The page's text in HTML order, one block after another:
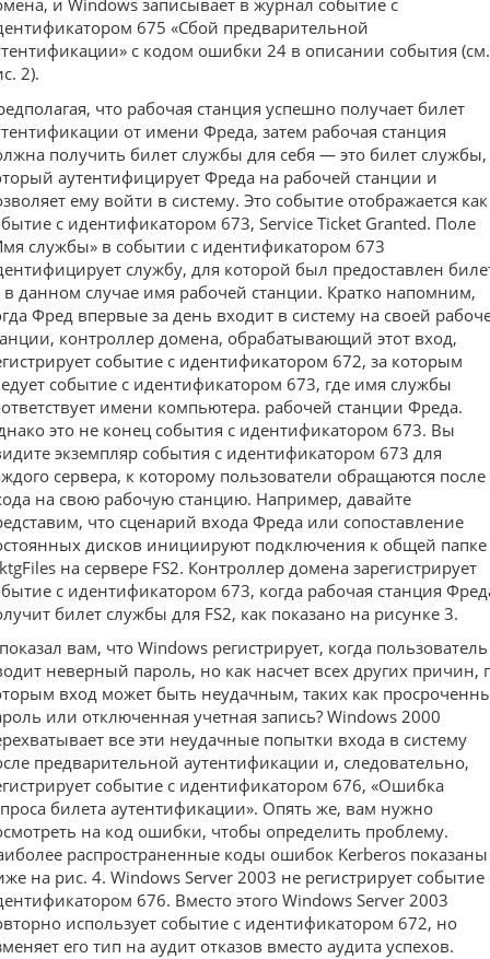
и Windows записывает в журнал событие с
675 «Сбой предварительной
с кодом ошибки 24 в описании события (см.
2).
что рабочая станция успешно получает билет
от имени Фреда, затем рабочая станция
получить билет службы для себя — это билет службы,
аутентифицирует Фреда на рабочей станции и
ему войти в систему. Это событие отображается как
с идентификатором 673, Service Ticket Granted. Поле
службы» в событии с идентификатором 673
службу, для которой был предоставлен
данном случае имя рабочей станции. Кратко напомним,
Фред впервые за день входит в систему на своей
контроллер домена, обрабатывающий этот вход,
событие с идентификатором 672, за которым
событие с идентификатором 673, где имя службы
имени компьютера. рабочей станции Фреда.
это не конец события с идентификатором 673. Вы
экземпляр события с идентификатором 673 для
сервера, к которому пользователи обращаются после
на свою рабочую станцию. Например, давайте
что сценарий входа Фреда или сопоставление
дисков инициируют подключения к общей папке
на сервере FS2. Контроллер домена зарегистрирует
с идентификатором 673, когда рабочая станция
билет службы для FS2, как показано на рисунке 3.
вам, что Windows регистрирует, когда пользователь
неверный пароль, но как насчет всех других причин,
вход может быть неудачным, таких как
или отключенная учетная запись? Windows 2000
все эти неудачные попытки входа в систему
предварительной аутентификации и, следовательно,
событие с идентификатором 676, «Ошибка
билета аутентификации». Опять же, вам нужно
на код ошибки, чтобы определить проблему.
распространенные коды ошибок Kerberos показаны
на рис. 4. Windows Server 2003 не регистрирует событие
676. Вместо этого Windows Server 2003
использует событие с идентификатором 672, но
его тип на аудит отказов вместо аудита успехов.